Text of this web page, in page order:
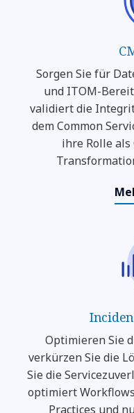
Sorgen Sie für
und ITOM-
validiert die
dem Common
ihre Rolle
Optimieren Sie
verkürzen Sie die
Sie die
optimiert
Practices und